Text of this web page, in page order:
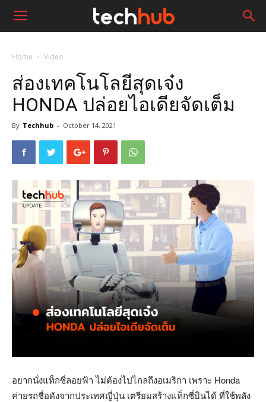
Home Video
ส่องเทคโนโลยีสุดเจ๋ง
HONDA ปล่อยไอเดียจัดเต็ม
By Techhub - October 14, 2021
อยากนั่งแท็กซี่ลอยฟ้า ไม่ต้องไปไกลถึงอเมริกา เพราะ Honda
ค่ายรถชื่อดังจากประเทศญี่ปุ่น เตรียมสร้างแท็กซี่บินได้ ที่ใช้พลัง